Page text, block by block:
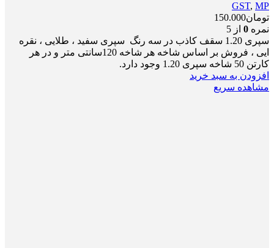
GST, MP
تومان150.000
نمره 0 از 5
سپری 1.20 سقف کاذب در سه رنگ سپری سفید ، طلایی ، نقره
ایی ، فروش بر اساس شاخه هر شاخه 120سانتی متر و در هر
کارتن 50 شاخه سپری 1.20 وجود دارد.
افزودن به سبد خرید
مشاهده سریع